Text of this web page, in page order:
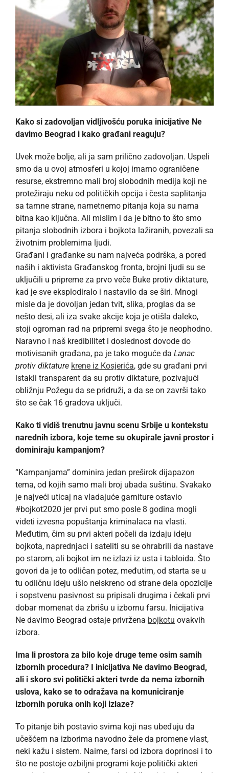
Kako si zadovoljan vidljivošću poruka inicijative Ne
davimo Beograd i kako građani reaguju?
Uvek može bolje, ali ja sam prilično zadovoljan. Uspeli
smo da u ovoj atmosferi u kojoj imamo ograničene
resurse, ekstremno mali broj slobodnih medija koji ne
protežiraju neku od političkih opcija i česta saplitanja
sa tamne strane, nametnemo pitanja koja su nama
bitna kao ključna. Ali mislim i da je bitno to što smo
pitanja slobodnih izbora i bojkota lažiranih, povezali sa
životnim problemima ljudi.
Građani i građanke su nam najveća podrška, a pored
naših i aktivista Građanskog fronta, brojni ljudi su se
uključili u pripreme za prvo veče Buke protiv diktature,
kad je sve eksplodiralo i nastavilo da se širi. Mnogi
misle da je dovoljan jedan tvit, slika, proglas da se
nešto desi, ali iza svake akcije koja je otišla daleko,
stoji ogroman rad na pripremi svega što je neophodno.
Naravno i naš kredibilitet i doslednost dovode do
motivisanih građana, pa je tako moguće da Lanac
protiv diktature krene iz Kosjerića, gde su građani prvi
istakli transparent da su protiv diktature, pozivajući
obližnju Požegu da se pridruži, a da se on završi tako
što se čak 16 gradova uključi.
Kako ti vidiš trenutnu javnu scenu Srbije u kontekstu
narednih izbora, koje teme su okupirale javni prostor i
dominiraju kampanjom?
“Kampanjama” dominira jedan preširok dijapazon
tema, od kojih samo mali broj ubada suštinu. Svakako
je najveći uticaj na vladajuće garniture ostavio
#bojkot2020 jer prvi put smo posle 8 godina mogli
videti izvesna popuštanja kriminalaca na vlasti.
Međutim, čim su prvi akteri počeli da izdaju ideju
bojkota, naprednjaci i sateliti su se ohrabrili da nastave
po starom, ali bojkot im ne izlazi iz usta i tabloida. Što
govori da je to odličan potez, međutim, od starta se u
tu odličnu ideju ušlo neiskreno od strane dela opozicije
i sopstvenu pasivnost su pripisali drugima i čekali prvi
dobar momenat da zbrišu u izbornu farsu. Inicijativa
Ne davimo Beograd ostaje privržena bojkotu ovakvih
izbora.
Ima li prostora za bilo koje druge teme osim samih
izbornih procedura? I inicijativa Ne davimo Beograd,
ali i skoro svi politički akteri tvrde da nema izbornih
uslova, kako se to odražava na komuniciranje
izbornih poruka onih koji izlaze?
To pitanje bih postavio svima koji nas ubeđuju da
učešćem na izborima navodno žele da promene vlast,
neki kažu i sistem. Naime, farsi od izbora doprinosi i to
što ne postoje ozbiljni programi koje politički akteri